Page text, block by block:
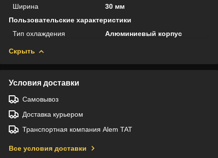
Ширина
30 мм
Пользовательские характеристики
Тип охлаждения
Алюминиевый корпус
Скрыть
Условия доставки
Самовывоз
Доставка курьером
Транспортная компания Alem TAT
Все условия доставки